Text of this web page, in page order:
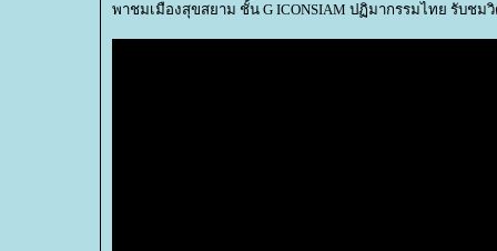
พาชมเมืองสุขสยาม ชั้น G ICONSIAM ปฏิมากรรมไทย รับชม